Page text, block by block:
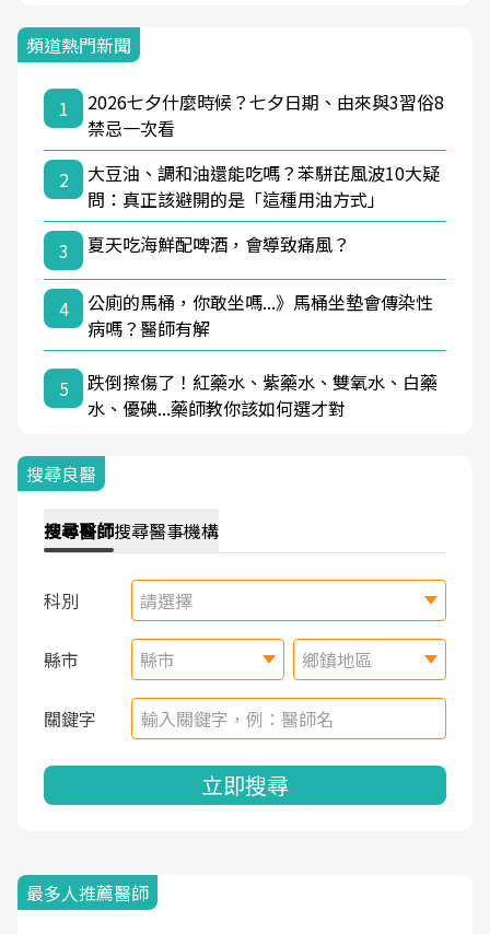
頻道熱門新聞
1
2026七夕什麼時候？七夕日期、由來與3習俗8
禁忌一次看
2
大豆油、調和油還能吃嗎？苯駢芘風波10大疑
問：真正該避開的是「這種用油方式」
3
夏天吃海鮮配啤酒，會導致痛風？
4
公廁的馬桶，你敢坐嗎...》馬桶坐墊會傳染性
病嗎？醫師有解
5
跌倒擦傷了！紅藥水、紫藥水、雙氧水、白藥
水、優碘...藥師教你該如何選才對
搜尋良醫
搜尋醫師搜尋醫事機構
科別 請選擇
縣市 縣市 鄉鎮地區
關鍵字
立即搜尋
最多人推薦醫師